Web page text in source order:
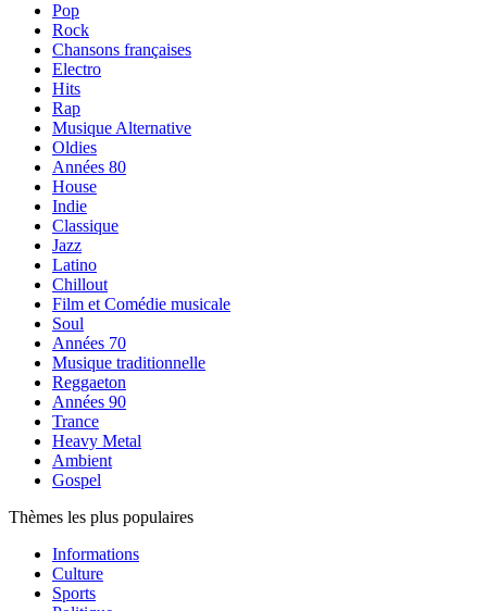
Pop
Rock
Chansons françaises
Electro
Hits
Rap
Musique Alternative
Oldies
Années 80
House
Indie
Classique
Jazz
Latino
Chillout
Film et Comédie musicale
Soul
Années 70
Musique traditionnelle
Reggaeton
Années 90
Trance
Heavy Metal
Ambient
Gospel
Thèmes les plus populaires
Informations
Culture
Sports